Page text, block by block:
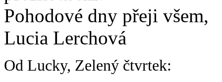
Pohodové dny přeji všem,
Lucia Lerchová
Od Lucky, Zelený čtvrtek: